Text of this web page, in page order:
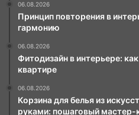
06.08.2026
Принцип повторения в
гармонию
06.08.2026
Фитодизайн в интерьере:
квартире
06.08.2026
Корзина для белья из
руками: пошаговый мастер-